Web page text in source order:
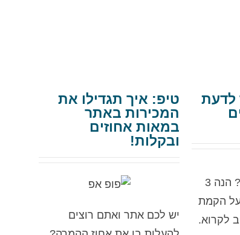
לדעת
מתכננים הקמת אתר? הנה 3
הקמת
לקרוא.
טיפ: איך תגדילו את
המכירות באתר
במאות אחוזים
ובקלות!
יש לכם אתר ואתם רוצים